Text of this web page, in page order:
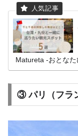
Matureta ‐おとなた
③ パリ（フラ